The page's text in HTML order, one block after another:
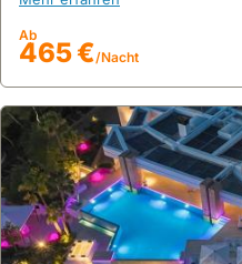
Schlafzimmer, einen privaten
Ab
465 €/Nacht